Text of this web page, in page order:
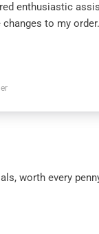
enthusiastic
to my order.
worth every